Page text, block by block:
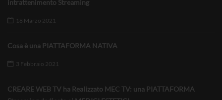
intrattenimento Streaming
18 Marzo 2021
Cosa è una PIATTAFORMA NATIVA
3 Febbraio 2021
CREARE WEB TV ha Realizzato MEC TV: una PIATTAFORMA